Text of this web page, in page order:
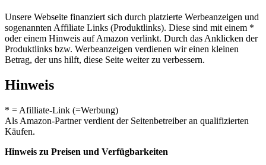
Unsere Webseite finanziert sich durch platzierte Werbeanzeigen und
sogenannten Affiliate Links (Produktlinks). Diese sind mit einem *
oder einem Hinweis auf Amazon verlinkt. Durch das Anklicken der
Produktlinks bzw. Werbeanzeigen verdienen wir einen kleinen
Betrag, der uns hilft, diese Seite weiter zu verbessern.
Hinweis
* = Afilliate-Link (=Werbung)
Als Amazon-Partner verdient der Seitenbetreiber an qualifizierten
Käufen.
Hinweis zu Preisen und Verfügbarkeiten